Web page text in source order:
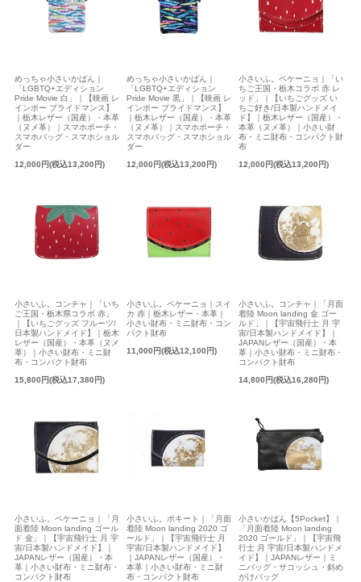
めっちゃ小さいかばん｜
「LGBTQ+エディション
Pride Movie 白」｜【映画 レ
インボー プライドマンス】
｜栃木レザー（国産）・本革
（ヌメ革）｜スマホポーチ・
スマホバッグ・スマホショル
ダー
12,000円(税込13,200円)
めっちゃ小さいかばん｜
「LGBTQ+エディション
Pride Movie 黒」｜【映画 レ
インボー プライドマンス】
｜栃木レザー（国産）・本革
（ヌメ革）｜スマホポーチ・
スマホバッグ・スマホショル
ダー
12,000円(税込13,200円)
小さいふ。ペケーニョ｜「い
ちご王国・栃木コラボ 赤 レ
ッド」｜【いちごグッズ い
ちご好き/日本製ハンドメイ
ド】｜栃木レザー（国産）・
本革（ヌメ革）｜小さい財
布・ミニ財布・コンパクト財
布
12,000円(税込13,200円)
小さいふ。コンチャ｜「いち
ご王国・栃木県コラボ 赤」
｜【いちごグッズ フルーツ/
日本製ハンドメイド】｜栃木
レザー（国産）・本革（ヌメ
革）｜小さい財布・ミニ財
布・コンパクト財布
15,800円(税込17,380円)
小さいふ。ペケーニョ｜スイ
カ 赤｜栃木レザー・本革｜
小さい財布・ミニ財布・コン
パクト財布
11,000円(税込12,100円)
小さいふ。コンチャ｜「月面
着陸 Moon landing 金 ゴー
ルド」｜【宇宙飛行士 月 宇
宙/日本製ハンドメイド】｜
JAPANレザー（国産）・本
革｜小さい財布・ミニ財布・
コンパクト財布
14,800円(税込16,280円)
小さいふ。ペケーニョ｜「月
面着陸 Moon landing ゴール
ド 金」｜【宇宙飛行士 月 宇
宙/日本製ハンドメイド】｜
JAPANレザー（国産）・本
革｜小さい財布・ミニ財布・
コンパクト財布
小さいふ。ポキート｜「月面
着陸 Moon landing 2020 ゴ
ールド」｜【宇宙飛行士 月
宇宙/日本製ハンドメイド】
｜JAPANレザー（国産）・
本革｜小さい財布・ミニ財
布・コンパクト財布
小さいかばん【5Pocket】｜
「月面着陸 Moon landing
2020 ゴールド」｜【宇宙飛
行士 月 宇宙/日本製ハンドメ
イド】｜JAPANレザー｜ミ
ニバッグ・サコッシュ・斜め
がけバッグ